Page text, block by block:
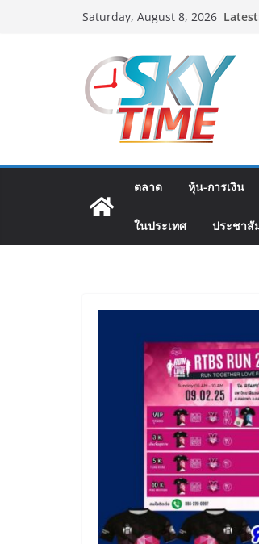
Saturday, August 8, 2026
ตลาด หุ้น-การเงิน
ในประเทศ ประชาสั